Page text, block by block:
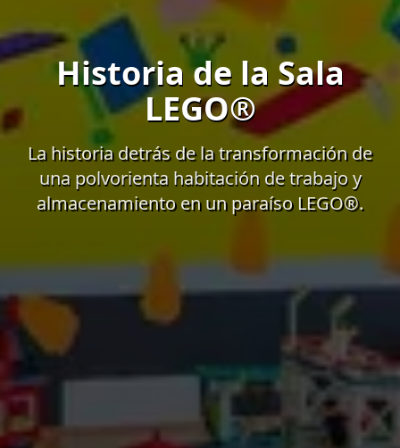
Historia de la Sala
LEGO®
La historia detrás de la transformación de
una polvorienta habitación de trabajo y
almacenamiento en un paraíso LEGO®.